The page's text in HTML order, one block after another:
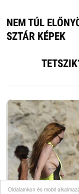
Oldalainkon és mobil
NEM TÚL
SZTÁR KÉPEK